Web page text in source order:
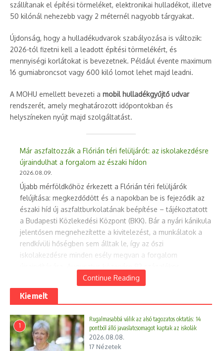
szállítanak el építési törmeléket, elektronikai hulladékot, illetve
50 kilónál nehezebb vagy 2 méternél nagyobb tárgyakat.
Újdonság, hogy a hulladékudvarok szabályozása is változik:
2026-tól fizetni kell a leadott építési törmelékért, és
mennyiségi korlátokat is bevezetnek. Például évente maximum
16 gumiabroncsot vagy 600 kiló lomot lehet majd leadni.
A MOHU emellett bevezeti a mobil hulladékgyűjtő udvar
rendszerét, amely meghatározott időpontokban és
helyszíneken nyújt majd szolgáltatást.
Már aszfaltozzák a Flórián téri felüljárót: az iskolakezdésre
újraindulhat a forgalom az északi hídon
2026.08.09.
Újabb mérföldkőhöz érkezett a Flórián téri felüljárók
felújítása: megkezdődött és a napokban be is fejeződik az
északi híd új aszfaltburkolatának beépítése – tájékoztatott
a Budapesti Közlekedési Központ (BKK). Bár a nyári kánikula
jelentősen megnehezítette a kivitelezést, a munkálatok a
rendkívüli hőségben sem álltak le, így az őszi
iskolakezdésre minden esély megvan a forgalom
készültség A BKK beruházásában és a KM Építő Kft.
kivitelezésében zajló projekt műszaki készültsége
várhatóan már augusztus közepére eléri a 93 százalékot. A
tartós hőséghez igazítani: a zajjal nem járó feladatokat
jellemzően az éjszakai órákban végzik el.
Continue Reading
Kiemelt
1
Rugalmasabbá válik az alsó tagozatos oktatás: 14
pontból álló javaslatcsomagot kaptak az iskolák
2026.08.08.
17 Nézetek